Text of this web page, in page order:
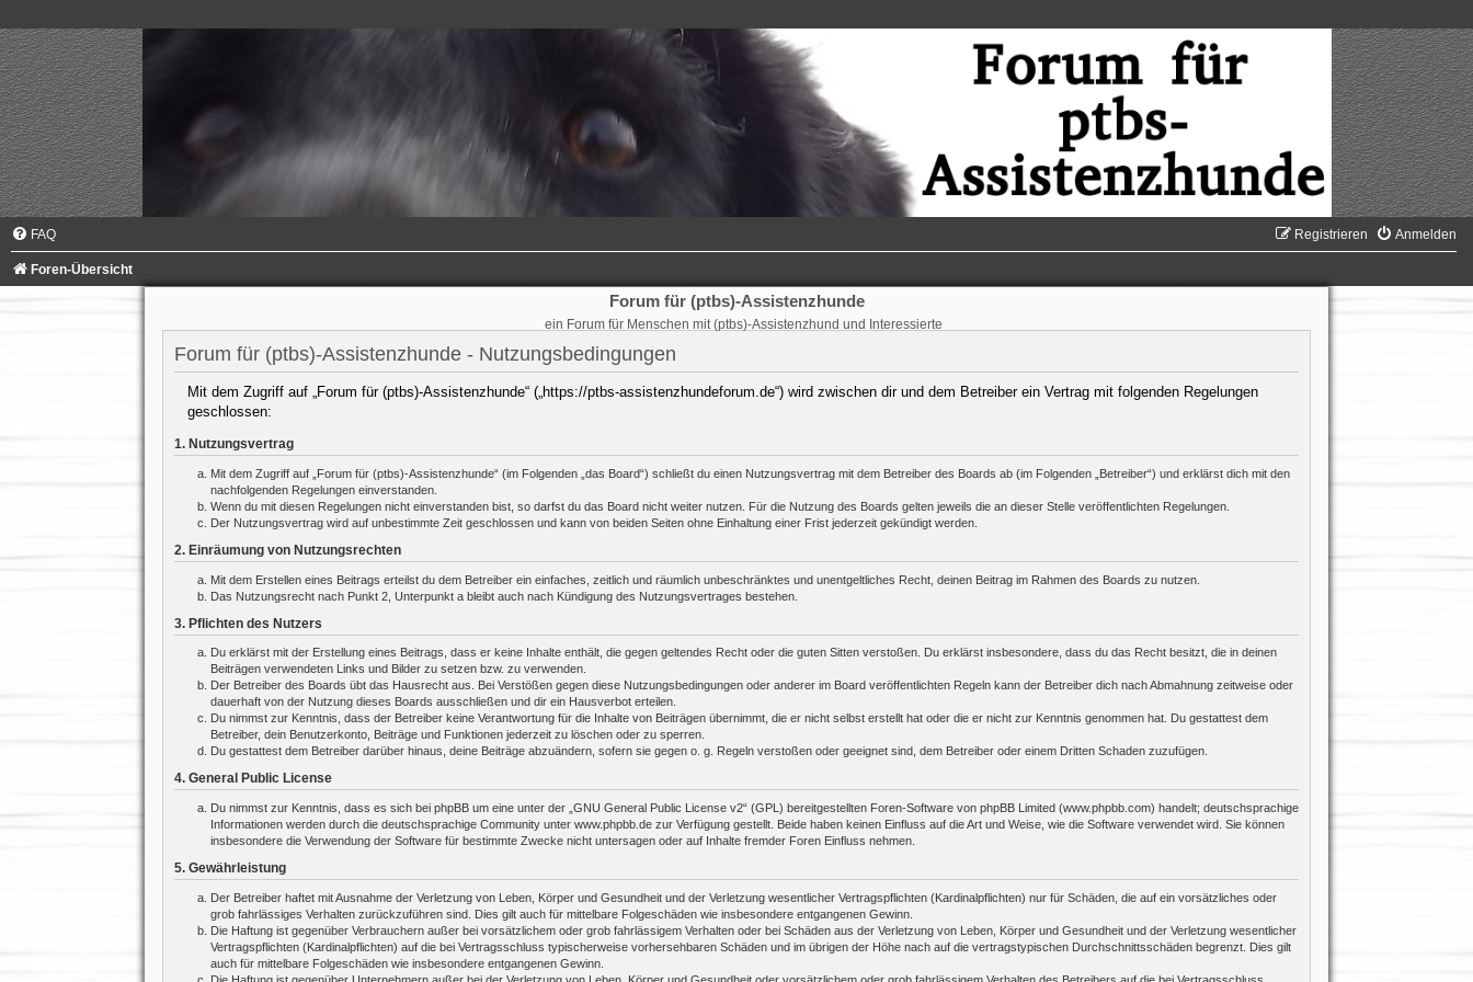
FAQ Anmelden
Registrieren
Foren-Übersicht
Forum für (ptbs)-Assistenzhunde
ein Forum für Menschen mit (ptbs)-Assistenzhund und Interessierte
Forum für (ptbs)-Assistenzhunde - Nutzungsbedingungen
Mit dem Zugriff auf „Forum für (ptbs)-Assistenzhunde“ („https://ptbs-assistenzhundeforum.de“) wird zwischen dir und dem Betreiber ein Vertrag mit folgenden Regelungen
geschlossen:
1. Nutzungsvertrag
Mit dem Zugriff auf „Forum für (ptbs)-Assistenzhunde“ (im Folgenden „das Board“) schließt du einen Nutzungsvertrag mit dem Betreiber des Boards ab (im Folgenden „Betreiber“) und erklärst dich mit den
nachfolgenden Regelungen einverstanden.
Wenn du mit diesen Regelungen nicht einverstanden bist, so darfst du das Board nicht weiter nutzen. Für die Nutzung des Boards gelten jeweils die an dieser Stelle veröffentlichten Regelungen.
Der Nutzungsvertrag wird auf unbestimmte Zeit geschlossen und kann von beiden Seiten ohne Einhaltung einer Frist jederzeit gekündigt werden.
2. Einräumung von Nutzungsrechten
Mit dem Erstellen eines Beitrags erteilst du dem Betreiber ein einfaches, zeitlich und räumlich unbeschränktes und unentgeltliches Recht, deinen Beitrag im Rahmen des Boards zu nutzen.
Das Nutzungsrecht nach Punkt 2, Unterpunkt a bleibt auch nach Kündigung des Nutzungsvertrages bestehen.
3. Pflichten des Nutzers
Du erklärst mit der Erstellung eines Beitrags, dass er keine Inhalte enthält, die gegen geltendes Recht oder die guten Sitten verstoßen. Du erklärst insbesondere, dass du das Recht besitzt, die in deinen
Beiträgen verwendeten Links und Bilder zu setzen bzw. zu verwenden.
Der Betreiber des Boards übt das Hausrecht aus. Bei Verstößen gegen diese Nutzungsbedingungen oder anderer im Board veröffentlichten Regeln kann der Betreiber dich nach Abmahnung zeitweise oder
dauerhaft von der Nutzung dieses Boards ausschließen und dir ein Hausverbot erteilen.
Du nimmst zur Kenntnis, dass der Betreiber keine Verantwortung für die Inhalte von Beiträgen übernimmt, die er nicht selbst erstellt hat oder die er nicht zur Kenntnis genommen hat. Du gestattest dem
Betreiber, dein Benutzerkonto, Beiträge und Funktionen jederzeit zu löschen oder zu sperren.
Du gestattest dem Betreiber darüber hinaus, deine Beiträge abzuändern, sofern sie gegen o. g. Regeln verstoßen oder geeignet sind, dem Betreiber oder einem Dritten Schaden zuzufügen.
4. General Public License
Du nimmst zur Kenntnis, dass es sich bei phpBB um eine unter der „ GNU General Public License v2“ (GPL) bereitgestellten Foren-Software von phpBB Limited (www.phpbb.com) handelt; deutschsprachige
Informationen werden durch die deutschsprachige Community unter www.phpbb.de zur Verfügung gestellt. Beide haben keinen Einfluss auf die Art und Weise, wie die Software verwendet wird. Sie können
insbesondere die Verwendung der Software für bestimmte Zwecke nicht untersagen oder auf Inhalte fremder Foren Einfluss nehmen.
5. Gewährleistung
Der Betreiber haftet mit Ausnahme der Verletzung von Leben, Körper und Gesundheit und der Verletzung wesentlicher Vertragspflichten (Kardinalpflichten) nur für Schäden, die auf ein vorsätzliches oder
grob fahrlässiges Verhalten zurückzuführen sind. Dies gilt auch für mittelbare Folgeschäden wie insbesondere entgangenen Gewinn.
Die Haftung ist gegenüber Verbrauchern außer bei vorsätzlichem oder grob fahrlässigem Verhalten oder bei Schäden aus der Verletzung von Leben, Körper und Gesundheit und der Verletzung wesentlicher
Vertragspflichten (Kardinalpflichten) auf die bei Vertragsschluss typischerweise vorhersehbaren Schäden und im übrigen der Höhe nach auf die vertragstypischen Durchschnittsschäden begrenzt. Dies gilt
auch für mittelbare Folgeschäden wie insbesondere entgangenen Gewinn.